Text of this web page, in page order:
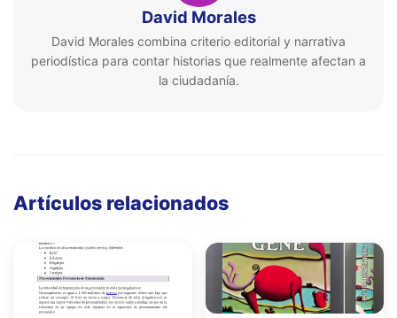
David Morales
David Morales combina criterio editorial y narrativa
periodística para contar historias que realmente afectan a
la ciudadanía.
Artículos relacionados